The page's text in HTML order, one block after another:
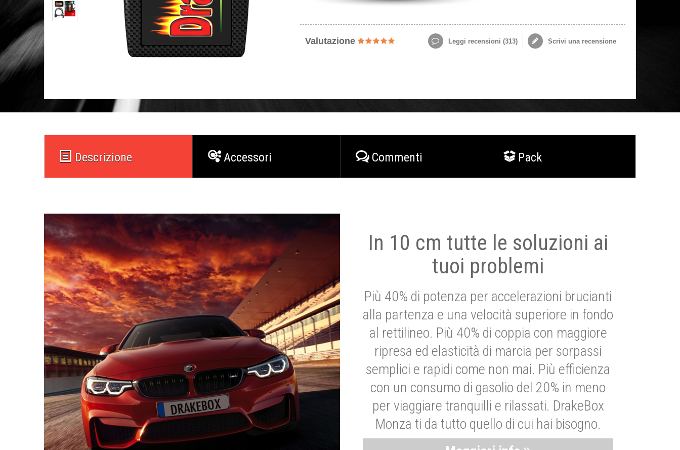
Valutazione Leggi recensioni (313) Scrivi una recensione
Descrizione Accessori Commenti Pack
In 10 cm tutte le soluzioni ai
tuoi problemi
Più 40% di potenza per accelerazioni brucianti
alla partenza e una velocità superiore in fondo
al rettilineo. Più 40% di coppia con maggiore
ripresa ed elasticità di marcia per sorpassi
semplici e rapidi come non mai. Più efficienza
con un consumo di gasolio del 20% in meno
per viaggiare tranquilli e rilassati. DrakeBox
Monza ti da tutto quello di cui hai bisogno.